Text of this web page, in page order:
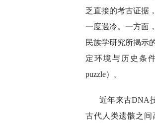
乏直接的考古证据
一度遇冷。一方面
民族学研究所揭示
定环境与历史条
puzzle）。
近年来古DNA
古代人类遗骸之